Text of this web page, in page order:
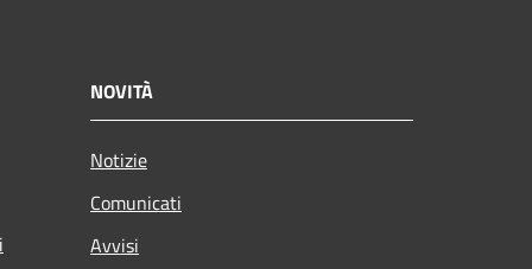
NOVITÀ
Notizie
Comunicati
Avvisi